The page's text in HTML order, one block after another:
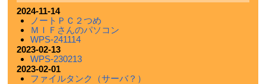
2024-11-14
ノートＰＣ２つめ
ＭＩＦさんのパソコン
WPS-241114
2023-02-13
WPS-230213
2023-02-01
ファイルタンク（サーバ？）